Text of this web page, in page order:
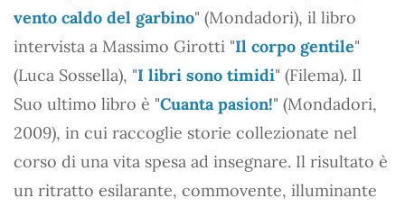
vento caldo del garbino" (Mondadori), il libro
intervista a Massimo Girotti "Il corpo gentile"
(Luca Sossella), "I libri sono timidi" (Filema). Il
Suo ultimo libro è "Cuanta pasion!" (Mondadori,
2009), in cui raccoglie storie collezionate nel
corso di una vita spesa ad insegnare. Il risultato è
un ritratto esilarante, commovente, illuminante